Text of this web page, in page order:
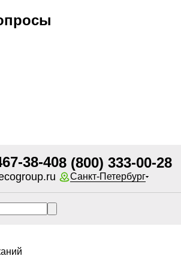
38-408 (800) 333-00-28
Санкт-Петербург